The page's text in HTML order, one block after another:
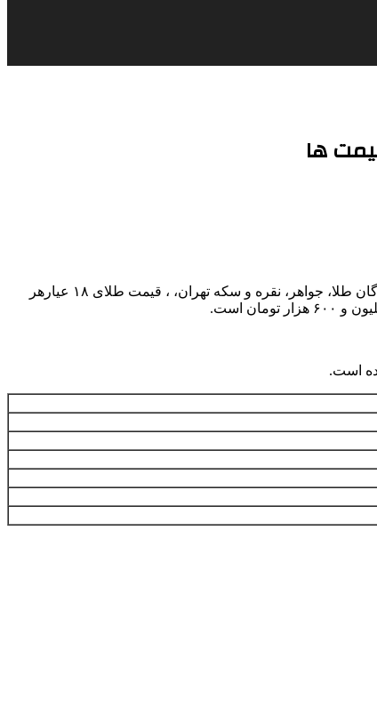
به گزارش همشهری آنلاین، امروز چهارشنبه ۱۷ بهمن تا لحظه تنظیم این خبر بر اساس بر اساس نرخ اعلامی اتحادیه صنف فروشندگان و سازندگان طلا، جواهر، نقره و سکه تهران، ، قیمت طلای ۱۸ عیارهر